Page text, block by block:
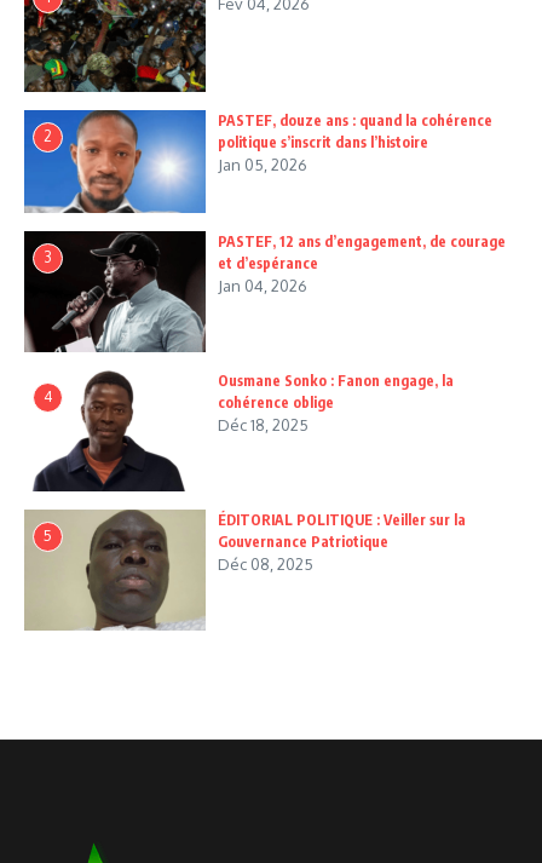
Fév 04, 2026
2
PASTEF, douze ans : quand la cohérence
politique s’inscrit dans l’histoire
Jan 05, 2026
3
PASTEF, 12 ans d’engagement, de courage
et d’espérance
Jan 04, 2026
4
Ousmane Sonko : Fanon engage, la
cohérence oblige
Déc 18, 2025
5
ÉDITORIAL POLITIQUE : Veiller sur la
Gouvernance Patriotique
Déc 08, 2025